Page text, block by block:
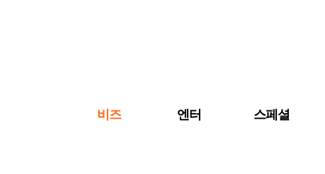
비즈 엔터 스페셜